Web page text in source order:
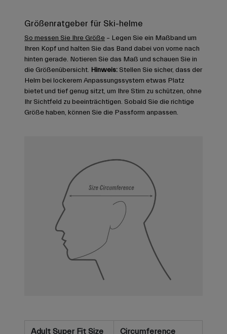
Größenratgeber für Ski-helme
So messen Sie Ihre Größe – Legen Sie ein Maßband um
Ihren Kopf und halten Sie das Band dabei von vorne nach
hinten gerade. Notieren Sie das Maß und schauen Sie in
die Größenübersicht. Hinweis: Stellen Sie sicher, dass der
Helm bei lockerem Anpassungssystem etwas Platz
bietet und tief genug sitzt, um Ihre Stirn zu schützen, ohne
Ihr Sichtfeld zu beeinträchtigen. Sobald Sie die richtige
Größe haben, können Sie die Passform anpassen.
Adult Super Fit Size Circumference